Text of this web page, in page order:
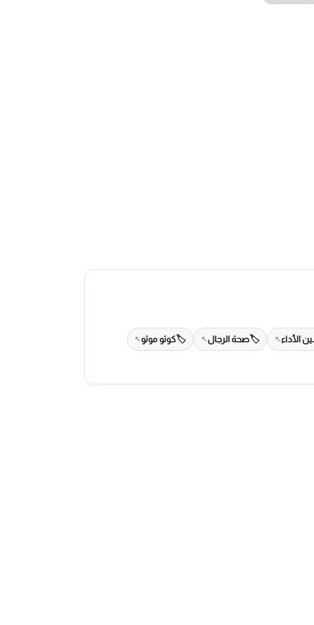
الأداء صحة الرجال كوتو موتو